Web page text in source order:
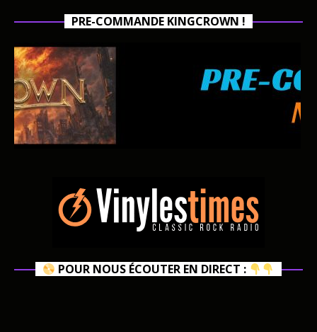
PRE-COMMANDE KINGCROWN !
POUR NOUS ÉCOUTER EN DIRECT :